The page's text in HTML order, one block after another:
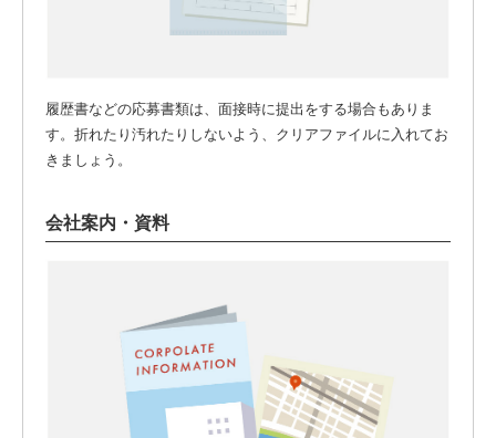
履歴書などの応募書類は、面接時に提出をする場合もありま
す。折れたり汚れたりしないよう、クリアファイルに入れてお
きましょう。
会社案内・資料